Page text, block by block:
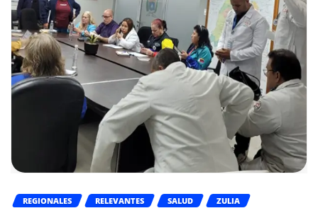
REGIONALES RELEVANTES SALUD ZULIA